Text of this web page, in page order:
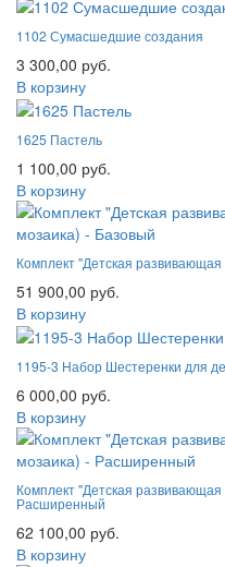
1102 Сумасшедшие создания
3 300,00 руб.
В корзину
1625 Пастель
1 100,00 руб.
В корзину
Комплект "Детская развивающая
51 900,00 руб.
В корзину
1195-3 Набор Шестеренки для
6 000,00 руб.
В корзину
Комплект "Детская развивающая
Расширенный
62 100,00 руб.
В корзину